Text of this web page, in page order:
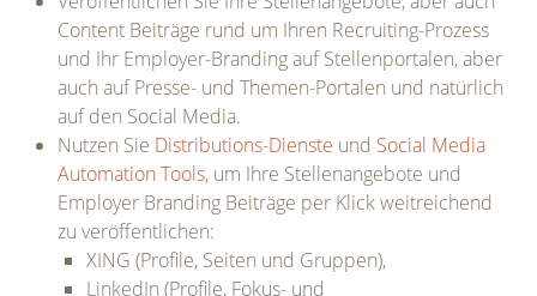
Content Beiträge rund um Ihren Recruiting-Prozess
und Ihr Employer-Branding auf Stellenportalen, aber
auch auf Presse- und Themen-Portalen und natürlich
auf den Social Media.
Nutzen Sie Distributions-Dienste und Social Media
Automation Tools, um Ihre Stellenangebote und
Employer Branding Beiträge per Klick weitreichend
zu veröffentlichen:
XING (Profile, Seiten und Gruppen),
LinkedIn (Profile, Fokus- und